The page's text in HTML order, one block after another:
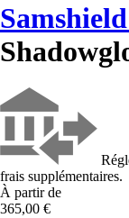
Samshield
frais supplémentaires.
À partir de
365,00 €